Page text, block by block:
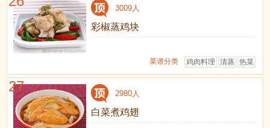
3009人
彩椒蒸鸡块
热菜
清蒸
鸡肉料理
菜谱分类
27 2980人
白菜煮鸡翅